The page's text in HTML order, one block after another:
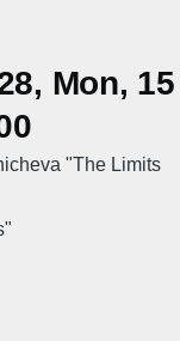
Mon, 15
"The Limits